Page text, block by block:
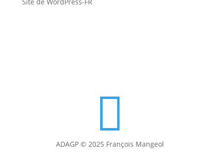

ADAGP © 2025 François Mangeol